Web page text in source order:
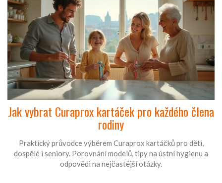
Jak vybrat Curaprox kartáček pro každého člena
rodiny
Praktický průvodce výběrem Curaprox kartáčků pro děti,
dospělé i seniory. Porovnání modelů, tipy na ústní hygienu a
odpovědi na nejčastější otázky.